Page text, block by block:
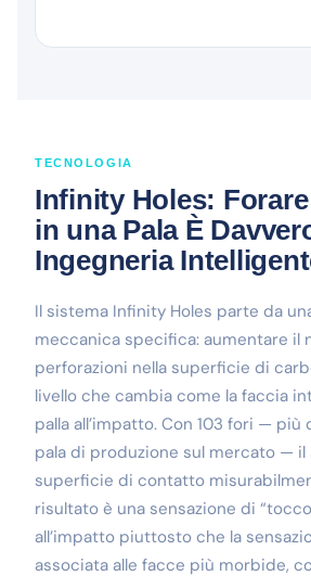
TECNOLOGIA
Infinity Holes:
in una Pala È
Ingegneria
Il sistema Infinity Holes parte da
meccanica specifica: aumentare il
perforazioni nella superficie di
livello che cambia come la faccia
palla all’impatto. Con 103 fori — più
pala di produzione sul mercato — il
superficie di contatto
risultato è una sensazione di
all’impatto piuttosto che la
associata alle facce più morbide,